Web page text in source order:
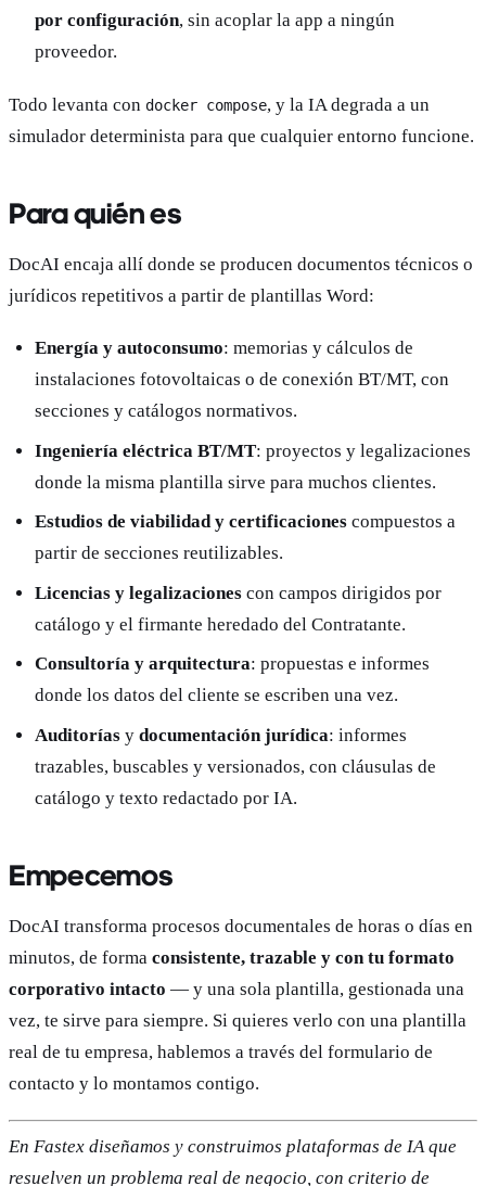
por configuración, sin acoplar la app a ningún
proveedor.
Todo levanta con docker compose, y la IA degrada a un
simulador determinista para que cualquier entorno funcione.
Para quién es
DocAI encaja allí donde se producen documentos técnicos o
jurídicos repetitivos a partir de plantillas Word:
Energía y autoconsumo: memorias y cálculos de
instalaciones fotovoltaicas o de conexión BT/MT, con
secciones y catálogos normativos.
Ingeniería eléctrica BT/MT: proyectos y legalizaciones
donde la misma plantilla sirve para muchos clientes.
Estudios de viabilidad y certificacionescompuestos a
partir de secciones reutilizables.
Licencias y legalizacionescon campos dirigidos por
catálogo y el firmante heredado del Contratante.
Consultoría y arquitectura: propuestas e informes
donde los datos del cliente se escriben una vez.
Auditoríasy documentación jurídica: informes
trazables, buscables y versionados, con cláusulas de
catálogo y texto redactado por IA.
Empecemos
DocAI transforma procesos documentales de horas o días en
minutos, de forma consistente, trazable y con tu formato
corporativo intacto — y una sola plantilla, gestionada una
vez, te sirve para siempre. Si quieres verlo con una plantilla
real de tu empresa, hablemos a través del formulario de
contacto y lo montamos contigo.
En Fastex diseñamos y construimos plataformas de IA que
resuelven un problema real de negocio, con criterio de